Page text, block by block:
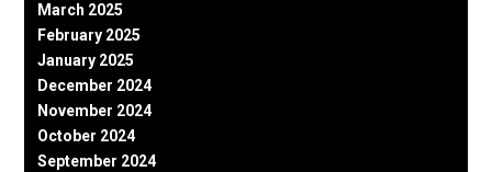
March 2025
February 2025
January 2025
December 2024
November 2024
October 2024
September 2024